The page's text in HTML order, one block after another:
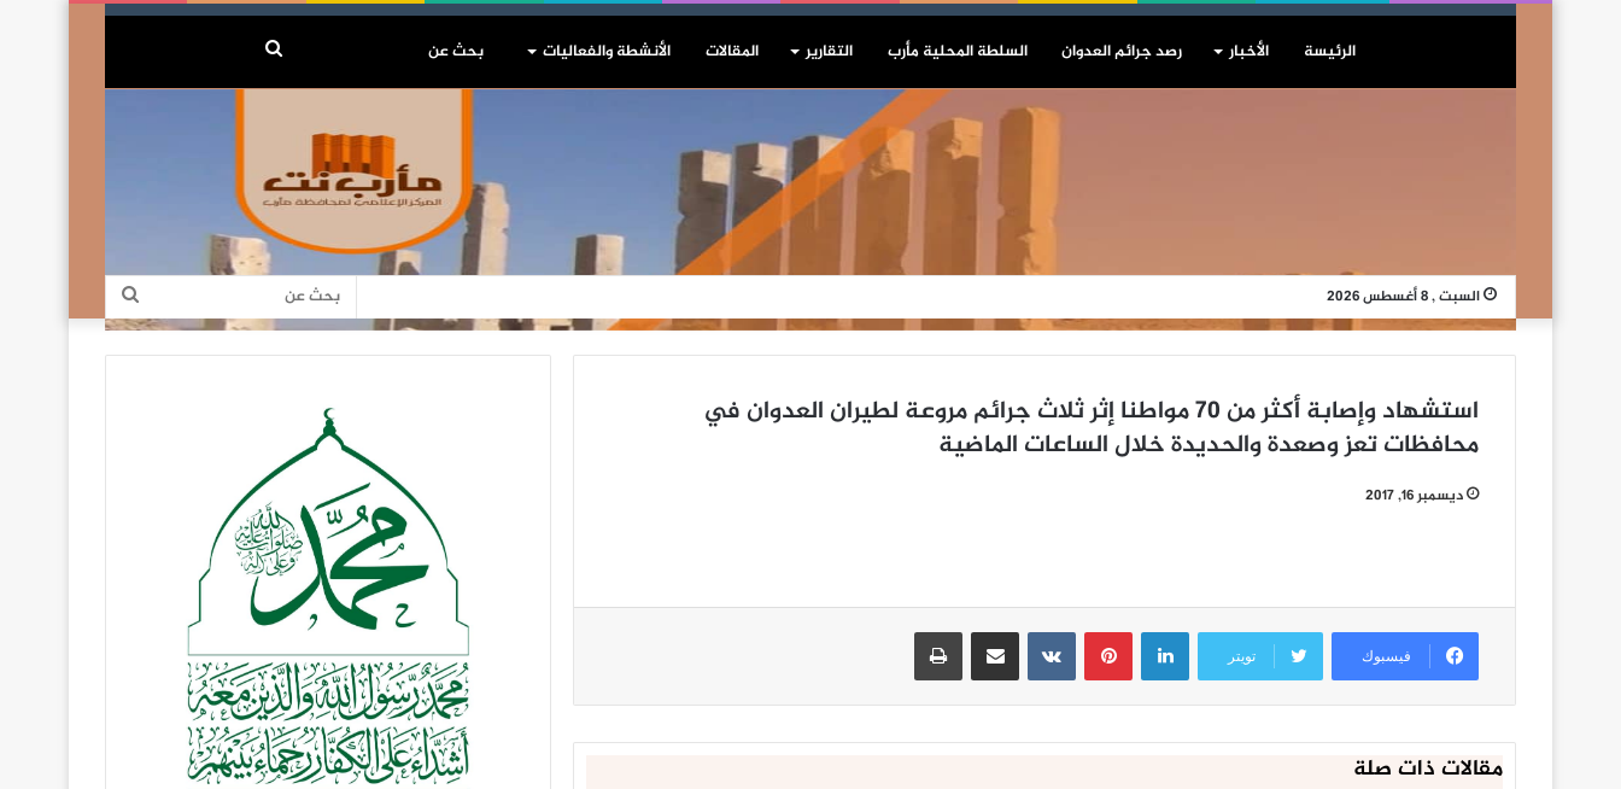
الرئيسة الأخبار رصد جرائم العدوان السلطة المحلية مأرب التقارير المقالات الأنشطة والفعاليات بحث
السبت , 8 أغسطس 2026
بحث
عن
استشهاد وإصابة أكثر من 70 مواطنا إثر ثلاث جرائم مروعة لطيران العدوان في
محافظات تعز وصعدة والحديدة خلال الساعات الماضية
ديسمبر 16, 2017
فيسبوك تويتر
لينكدإنبينتيريست مشاركة عبر البريد طباعة
مقالات ذات صلة